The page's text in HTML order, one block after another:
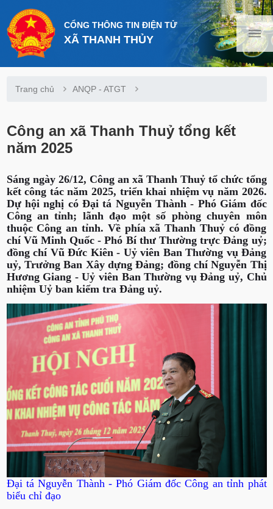
CỔNG THÔNG TIN ĐIỆN TỬ
XÃ THANH THỦY
Trang chủ ANQP - ATGT
Công an xã Thanh Thuỷ tổng kết
năm 2025
Sáng ngày 26/12, Công an xã Thanh Thuỷ tổ chức tổng
kết công tác năm 2025, triển khai nhiệm vụ năm 2026.
Dự hội nghị có Đại tá Nguyễn Thành - Phó Giám đốc
Công an tỉnh; lãnh đạo một số phòng chuyên môn
thuộc Công an tỉnh. Về phía xã Thanh Thuỷ có đồng
chí Vũ Minh Quốc - Phó Bí thư Thường trực Đảng uỷ;
đồng chí Vũ Đức Kiên - Uỷ viên Ban Thường vụ Đảng
uỷ, Trưởng Ban Xây dựng Đảng; đồng chí Nguyễn Thị
Hương Giang - Uỷ viên Ban Thường vụ Đảng uỷ, Chủ
nhiệm Uỷ ban kiểm tra Đảng uỷ.
Đại tá Nguyễn Thành - Phó Giám đốc Công an tỉnh phát
biểu chỉ đạo